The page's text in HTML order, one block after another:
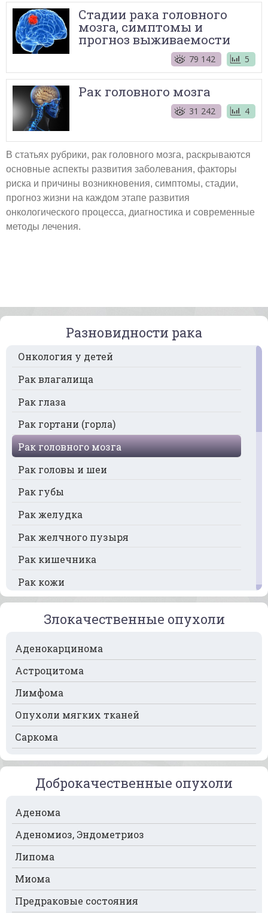
Стадии рака головного
мозга, симптомы и
прогноз выживаемости
79 142 5
Рак головного мозга
31 242 4
В статьях рубрики, рак головного мозга, раскрываются
основные аспекты развития заболевания, факторы
риска и причины возникновения, симптомы, стадии,
прогноз жизни на каждом этапе развития
онкологического процесса, диагностика и современные
методы лечения.
Разновидности рака
Онкология у детей
Рак влагалища
Рак глаза
Рак гортани (горла)
Рак головного мозга
Рак головы и шеи
Рак губы
Рак желудка
Рак желчного пузыря
Рак кишечника
Рак кожи
Рак кости
Рак крови
Рак легких
Рак лимфоузлов
Рак молочной железы
Рак мочевого пузыря
Рак носа
Рак печени
Рак пищевода
Рак поджелудочной железы
Рак предстательной железы
Рак почек
Рак селезёнки
Рак сердца
Злокачественные опухоли
Аденокарцинома
Астроцитома
Лимфома
Опухоли мягких тканей
Саркома
Доброкачественные опухоли
Аденома
Аденомиоз, Эндометриоз
Липома
Миома
Предраковые состояния